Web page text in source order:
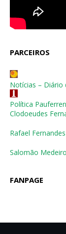
PARCEIROS
Notícias – Diário
Política
Clodoeudes
Rafael
Salomão
FANPAGE